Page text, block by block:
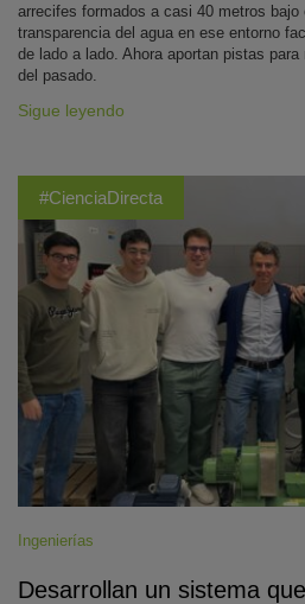
arrecifes formados a casi 40 metros bajo
transparencia del agua en ese entorno
de lado a lado. Ahora aportan pistas
del pasado.
Sigue leyendo
#CienciaDirecta
Ingenierías
Desarrollan un sistema